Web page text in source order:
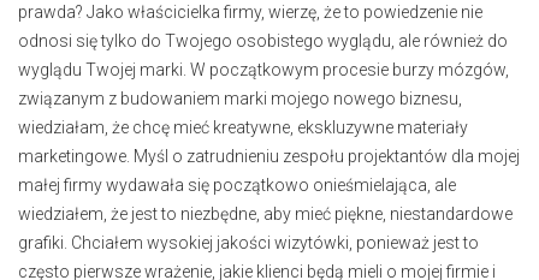
prawda? Jako właścicielka firmy, wierzę, że to powiedzenie nie
odnosi się tylko do Twojego osobistego wyglądu, ale również do
wyglądu Twojej marki. W początkowym procesie burzy mózgów,
związanym z budowaniem marki mojego nowego biznesu,
wiedziałam, że chcę mieć kreatywne, ekskluzywne materiały
marketingowe. Myśl o zatrudnieniu zespołu projektantów dla mojej
małej firmy wydawała się początkowo onieśmielająca, ale
wiedziałem, że jest to niezbędne, aby mieć piękne, niestandardowe
grafiki. Chciałem wysokiej jakości wizytówki, ponieważ jest to
często pierwsze wrażenie, jakie klienci będą mieli o mojej firmie i